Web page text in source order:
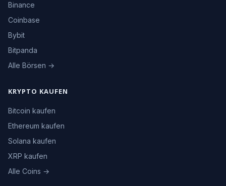
Binance
Coinbase
Bybit
Bitpanda
Alle Börsen →
KRYPTO KAUFEN
Bitcoin kaufen
Ethereum kaufen
Solana kaufen
XRP kaufen
Alle Coins →